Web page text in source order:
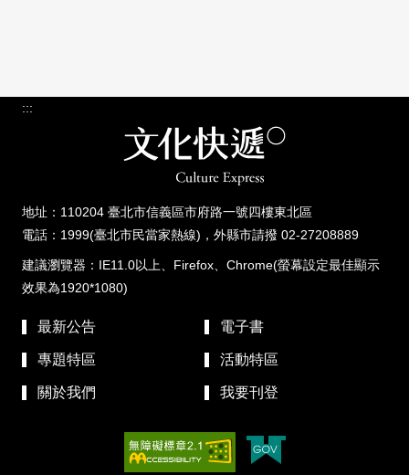
:::
地址：110204 臺北市信義區市府路一號四樓東北區
電話：1999(臺北市民當家熱線)，外縣市請撥 02-27208889
建議瀏覽器：IE11.0以上、Firefox、Chrome(螢幕設定最佳顯示
效果為1920*1080)
最新公告 電子書
專題特區 活動特區
關於我們 我要刊登